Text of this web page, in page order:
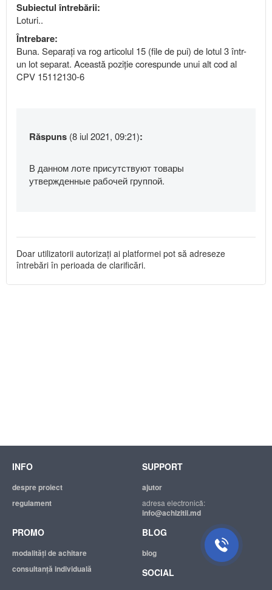
Subiectul întrebării:
Loturi..
Întrebare:
Buna. Separați va rog articolul 15 (file de pui) de lotul 3 într-
un lot separat. Această poziție corespunde unui alt cod al
CPV 15112130-6
Răspuns (8 iul 2021, 09:21):
В данном лоте присутствуют товары
утвержденные рабочей группой.
Doar utilizatorii autorizați ai platformei pot să adreseze
întrebări în perioada de clarificări.
INFO
despre proiect
regulament
SUPPORT
ajutor
adresa electronică:
info@achizitii.md
PROMO
modalităţi de achitare
consultanță individuală
BLOG
blog
SOCIAL